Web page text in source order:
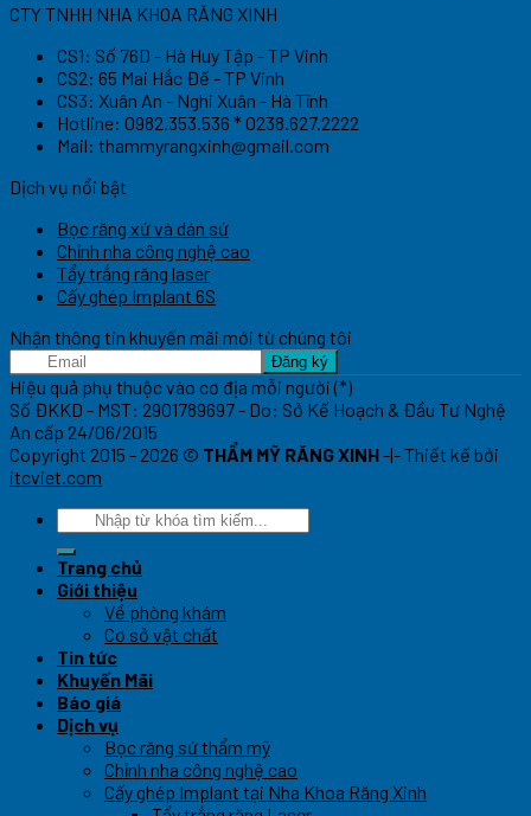
CTY TNHH NHA KHOA RĂNG XINH
CS1: Số 76D - Hà Huy Tập - TP Vinh
CS2: 65 Mai Hắc Đế - TP Vinh
CS3: Xuân An - Nghi Xuân - Hà Tĩnh
Hotline: 0982.353.536 * 0238.627.2222
Mail: thammyrangxinh@gmail.com
Dịch vụ nổi bật
Bọc răng xứ và dán sứ
Chỉnh nha công nghệ cao
Tẩy trắng răng laser
Cấy ghép Implant 6S
Nhận thông tin khuyến mãi mới từ chúng tôi
Hiệu quả phụ thuộc vào cơ địa mỗi người (*)
Số ĐKKD - MST: 2901789697 - Do: Sở Kế Hoạch & Đầu Tư Nghệ
An cấp 24/06/2015
Copyright 2015 - 2026 © THẨM MỸ RĂNG XINH-|- Thiết kế bởi
itcviet.com
Trang chủ
Giới thiệu
Về phòng khám
Cơ sở vật chất
Tin tức
Khuyến Mãi
Báo giá
Dịch vụ
Bọc răng sứ thẩm mỹ
Chỉnh nha công nghệ cao
Cấy ghép Implant tại Nha Khoa Răng Xinh